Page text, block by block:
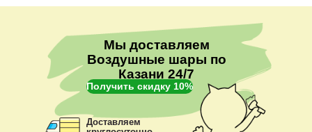
преимущества
Мы доставляем
Воздушные шары по
Казани 24/7
Получить скидку 10%
Доставляем